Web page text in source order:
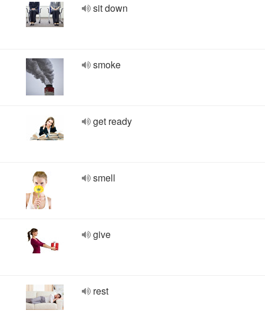
sit down
smoke
get ready
smell
give
rest